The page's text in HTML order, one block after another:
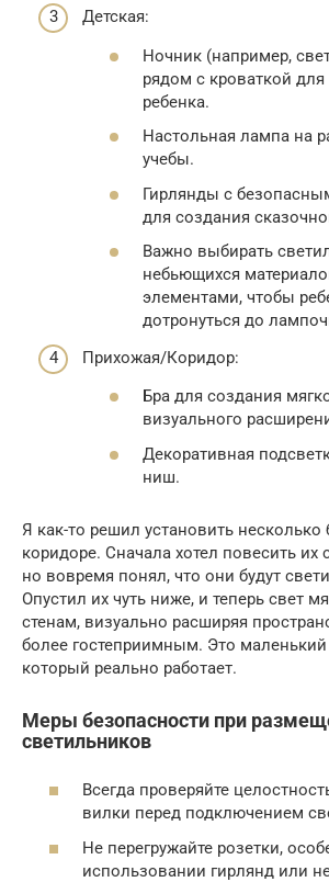
Детская:
Ночник (например,
рядом с кроваткой
ребенка.
Настольная лампа на
учебы.
Гирлянды с
для создания
Важно выбирать
небьющихся
элементами, чтобы
дотронуться до
Прихожая/Коридор:
Бра для создания
визуального
Декоративная
ниш.
Я как-то решил установить
коридоре. Сначала хотел повесить
но вовремя понял, что они будут
Опустил их чуть ниже, и теперь свет
стенам, визуально расширяя
более гостеприимным. Это
который реально работает.
Меры безопасности при
светильников
Всегда проверяйте
вилки перед подключением
Не перегружайте розетки,
использовании гирлянд или